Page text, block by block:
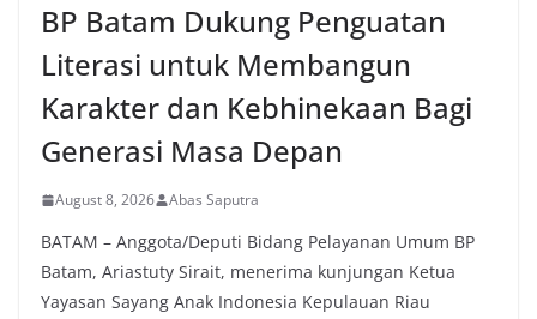
BP Batam Dukung Penguatan
Literasi untuk Membangun
Karakter dan Kebhinekaan Bagi
Generasi Masa Depan
August 8, 2026 Abas Saputra
BATAM – Anggota/Deputi Bidang Pelayanan Umum BP
Batam, Ariastuty Sirait, menerima kunjungan Ketua
Yayasan Sayang Anak Indonesia Kepulauan Riau